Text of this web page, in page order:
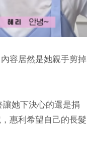
容居然是她親手剪掉
她下決心的還是捐
惠利希望自己的長髮